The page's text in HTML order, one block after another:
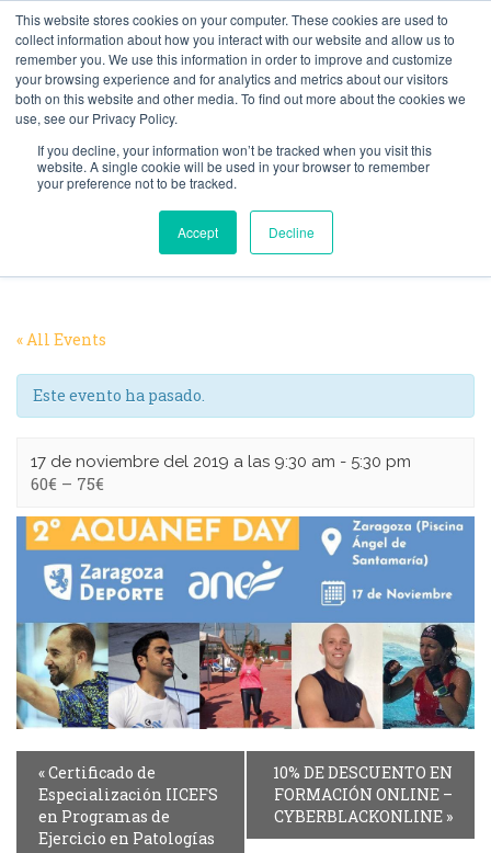
This website stores cookies on your computer. These cookies are used to
collect information about how you interact with our website and allow us to
remember you. We use this information in order to improve and customize
your browsing experience and for analytics and metrics about our visitors
both on this website and other media. To find out more about the cookies we
use, see our Privacy Policy.
If you decline, your information won’t be tracked when you visit this
website. A single cookie will be used in your browser to remember
your preference not to be tracked.
Accept Decline
Search
for:
BUSCAR
HOME
« All Events
Este evento ha pasado.
17 de noviembre del 2019 a las 9:30 am - 5:30 pm
60€ – 75€
Event
Navigation
«Certificado de
Especialización IICEFS
en Programas de
Ejercicio en Patologías
10% DE DESCUENTO EN
FORMACIÓN ONLINE –
CYBERBLACKONLINE »